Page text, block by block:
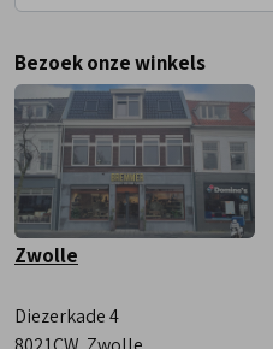
Vrijdag
Zaterdag
Bezoek onze winkels
Zwolle
Diezerkade 4